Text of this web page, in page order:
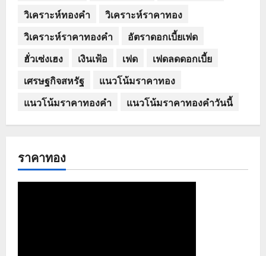
วิเคราะห์ทองคำ
วิเคราะห์ราคาทอง
วิเคราะห์ราคาทองคำ
อัตราดอกเบี้ยเฟด
ฮั่วเซ่งเฮง
เงินเฟ้อ เฟด
เฟดลดดอกเบี้ย
เศรษฐกิจสหรัฐ
แนวโน้มราคาทอง
แนวโน้มราคาทองคำ
แนวโน้มราคาทองคำวันนี้
ราคาทอง